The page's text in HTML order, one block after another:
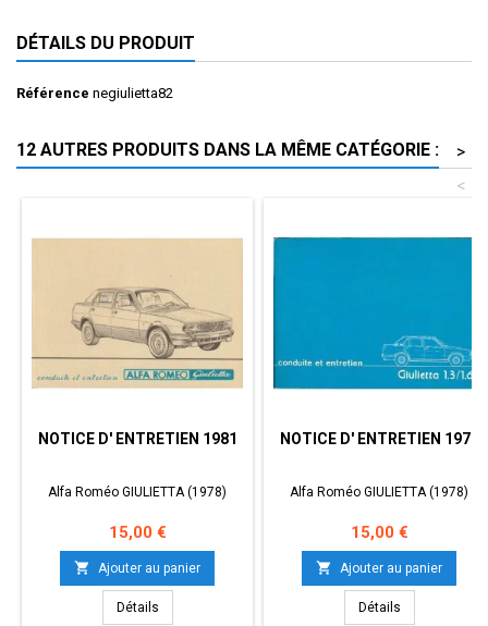
DÉTAILS DU PRODUIT
Référence negiulietta82
12 AUTRES PRODUITS DANS LA MÊME CATÉGORIE :
>
<
NOTICE D' ENTRETIEN 1981
Alfa Roméo GIULIETTA (1978)
Prix
15,00 €
 Ajouter au panier
Détails
NOTICE D' ENTRETIEN 1978
Alfa Roméo GIULIETTA (1978)
Prix
15,00 €
 Ajouter au panier
Détails